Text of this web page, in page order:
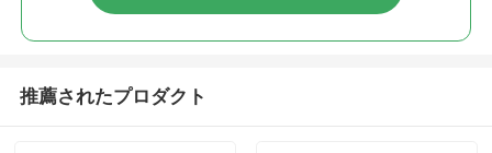
推薦されたプロダクト